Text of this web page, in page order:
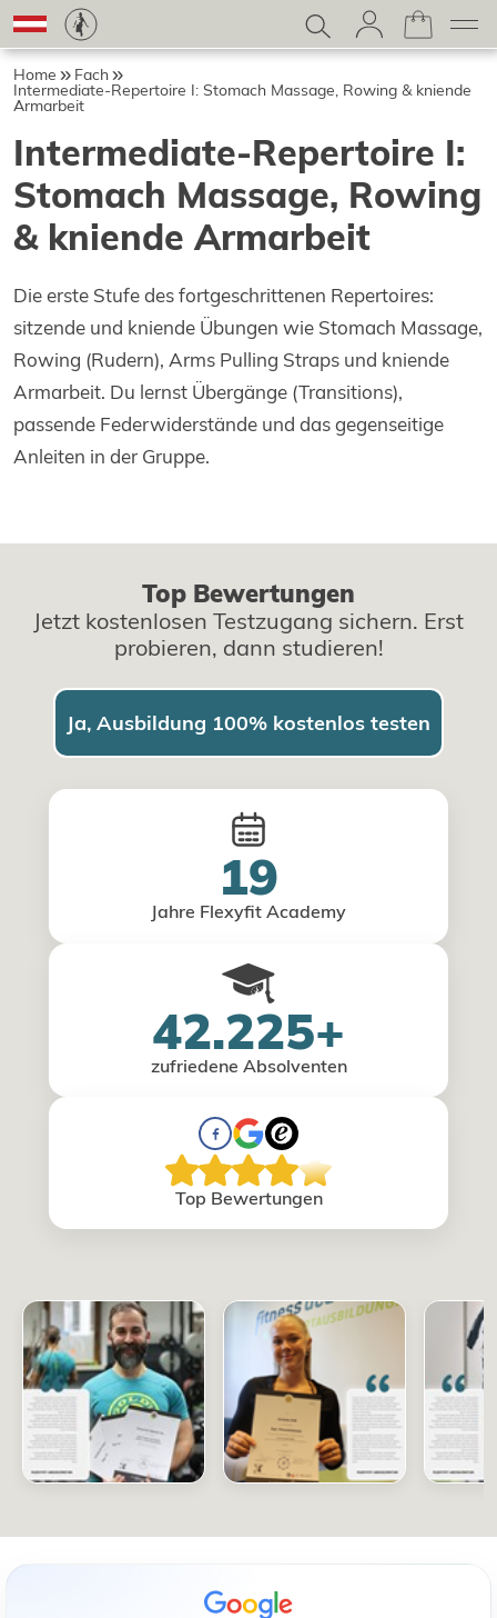
Home Fach
Intermediate-Repertoire I: Stomach Massage, Rowing & kniende
Armarbeit
Intermediate-Repertoire I:
Stomach Massage, Rowing
& kniende Armarbeit
Die erste Stufe des fortgeschrittenen Repertoires:
sitzende und kniende Übungen wie Stomach Massage,
Rowing (Rudern), Arms Pulling Straps und kniende
Armarbeit. Du lernst Übergänge (Transitions),
passende Federwiderstände und das gegenseitige
Anleiten in der Gruppe.
Top Bewertungen
Jetzt kostenlosen Testzugang sichern. Erst
probieren, dann studieren!
Ja, Ausbildung 100% kostenlos testen
19
Jahre Flexyfit Academy
42.225+
zufriedene Absolventen
Top Bewertungen